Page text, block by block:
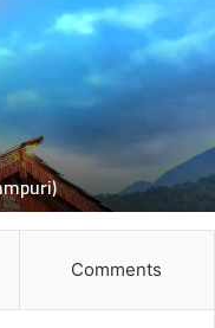
बाइक आने से भंकोली गांव के
Comments